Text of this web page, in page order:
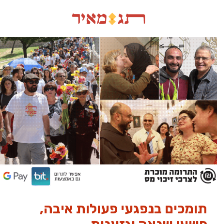
תומכים בנפגעי פעולות איבה,